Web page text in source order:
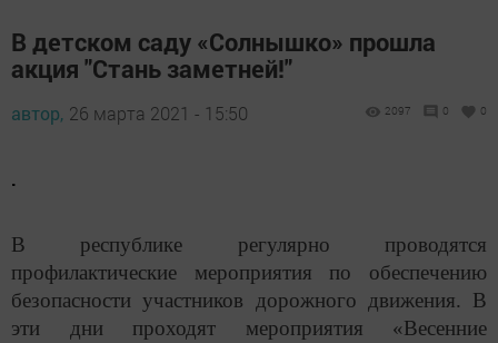
В детском саду «Солнышко» прошла
акция "Стань заметней!"
автор, 26 марта 2021 - 15:50 2097 0 0
.
В республике регулярно проводятся
профилактические мероприятия по обеспечению
безопасности участников дорожного движения. В
эти дни проходят мероприятия «Весенние